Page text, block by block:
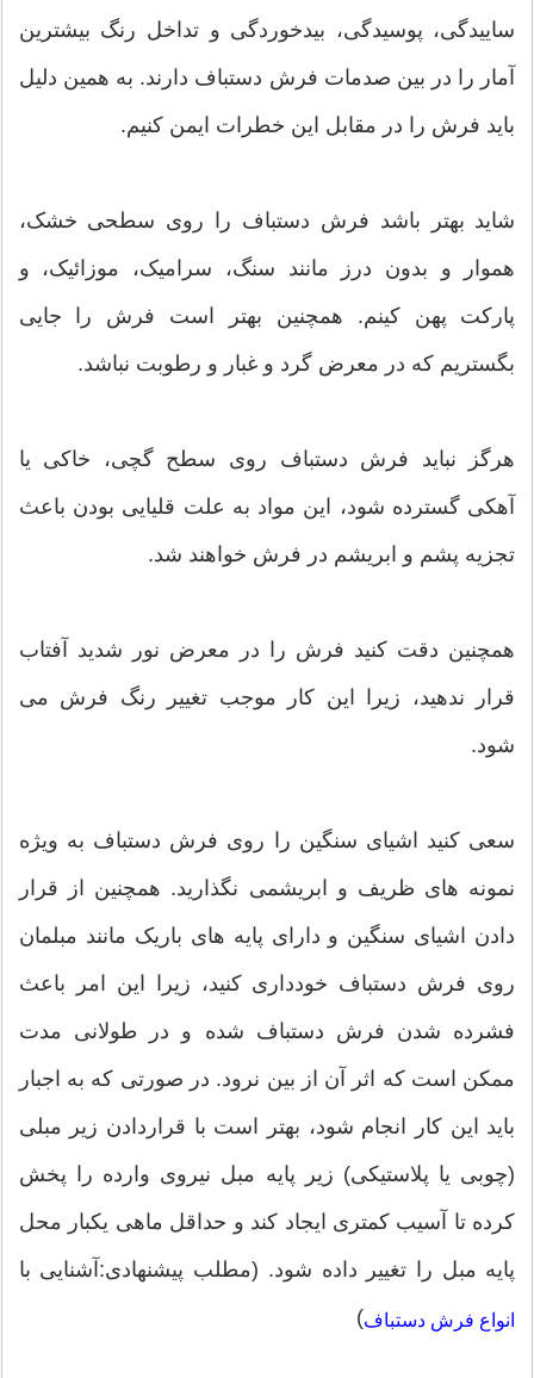
ساییدگی، پوسیدگی، بیدخوردگی و تداخل رنگ بیشترین
آمار را در بین صدمات فرش دستباف دارند. به همین دلیل
باید فرش را در مقابل این خطرات ایمن کنیم.
شاید بهتر باشد فرش دستباف را روی سطحی خشک،
هموار و بدون درز مانند سنگ، سرامیک، موزائیک، و
پارکت پهن کینم. همچنین بهتر است فرش را جایی
بگستریم که در معرض گرد و غبار و رطوبت نباشد.
هرگز نباید فرش دستباف روی سطح گچی، خاکی یا
آهکی گسترده شود، این مواد به علت قلیایی بودن باعث
تجزیه پشم و ابریشم در فرش خواهند شد.
همچنین دقت کنید فرش را در معرض نور شدید آفتاب
قرار ندهید، زیرا این کار موجب تغییر رنگ فرش می
شود.
سعی کنید اشیای سنگین را روی فرش دستباف به ویژه
نمونه های ظریف و ابریشمی نگذارید. همچنین از قرار
دادن اشیای سنگین و دارای پایه های باریک مانند مبلمان
روی فرش دستباف خودداری کنید، زیرا این امر باعث
فشرده شدن فرش دستباف شده و در طولانی مدت
ممکن است که اثر آن از بین نرود. در صورتی که به اجبار
باید این کار انجام شود، بهتر است با قراردادن زیر مبلی
(چوبی یا پلاستیکی) زیر پایه مبل نیروی وارده را پخش
کرده تا آسیب کمتری ایجاد کند و حداقل ماهی یکبار محل
پایه مبل را تغییر داده شود. (مطلب پیشنهادی:آشنایی با
انواع فرش دستباف)